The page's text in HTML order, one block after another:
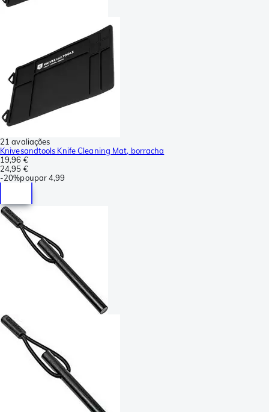
21 avaliações
Knivesandtools Knife Cleaning Mat, borracha
19,96 €
24,95 €
-20%poupar4,99